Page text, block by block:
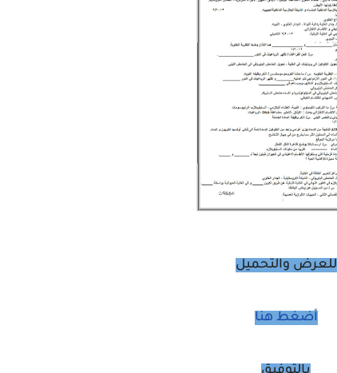
للعرض والتحميل
أضغط هنا